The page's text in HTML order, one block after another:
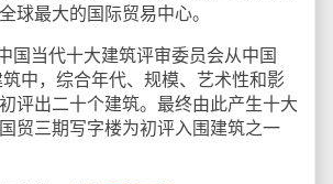
球最大的国际贸易中心。
当代十大建筑评审委员会从中国
中，综合年代、规模、艺术性和影
评出二十个建筑。最终由此产生十大
贸三期写字楼为初评入围建筑之一